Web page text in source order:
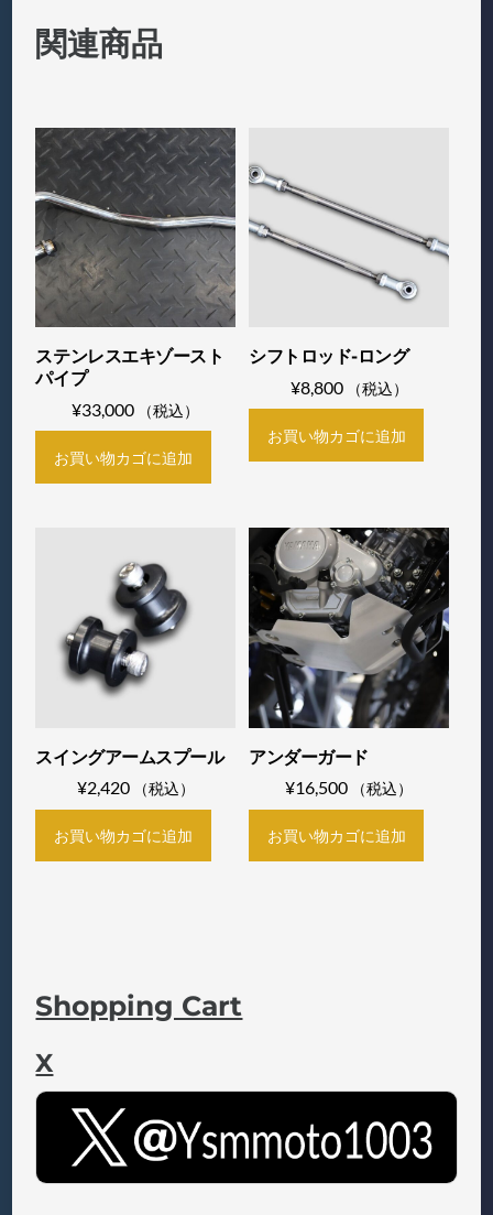
ミ
タ
ク
個
関連商品
ステンレスエキゾースト
パイプ
¥33,000 （税込）
お買い物カゴに追加
シフトロッド-ロング
¥8,800 （税込）
お買い物カゴに追加
スイングアームスプール
¥2,420 （税込）
お買い物カゴに追加
アンダーガード
¥16,500 （税込）
お買い物カゴに追加
Shopping Cart
X